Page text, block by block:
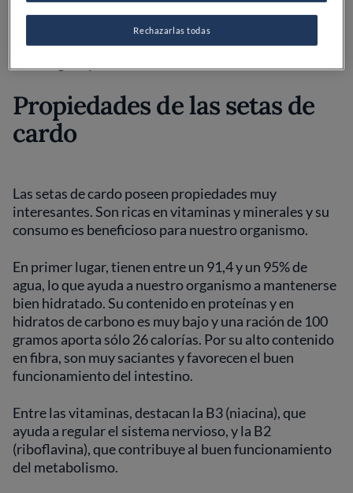
color blanco, y se prolongan a lo largo del pie. El
interior es blanco y de textura firme. Su carne tiene un
Propiedades de las setas de
cardo
Las setas de cardo poseen propiedades muy
interesantes. Son ricas en vitaminas y minerales y su
consumo es beneficioso para nuestro organismo.
En primer lugar, tienen entre un 91,4 y un 95% de
agua, lo que ayuda a nuestro organismo a mantenerse
bien hidratado. Su contenido en proteínas y en
hidratos de carbono es muy bajo y una ración de 100
gramos aporta sólo 26 calorías. Por su alto contenido
en fibra, son muy saciantes y favorecen el buen
funcionamiento del intestino.
Entre las vitaminas, destacan la B3 (niacina), que
ayuda a regular el sistema nervioso, y la B2
(riboflavina), que contribuye al buen funcionamiento
del metabolismo.
Rechazarlas todas